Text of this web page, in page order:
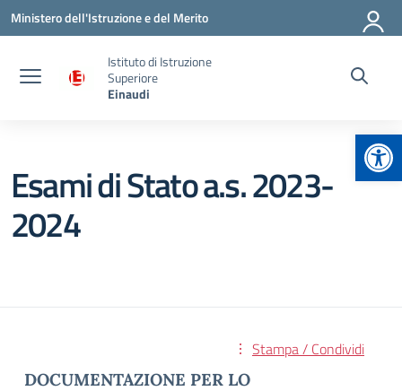
Vai ai contenuti
Vai al menu di navigazione
Vai al footer
Ministero dell'Istruzione e del Merito
Istituto di Istruzione
Superiore
Einaudi
Esami di Stato a.s. 2023-
2024
Stampa / Condividi
DOCUMENTAZIONE PER LO